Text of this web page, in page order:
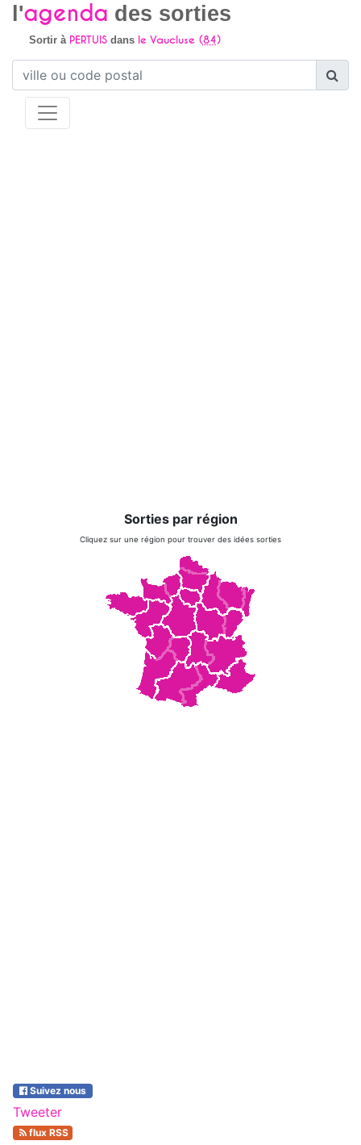
l'agenda des sorties
Sortir à PERTUISdans le Vaucluse (84)
Sorties par région
Cliquez sur une région pour trouver des idées sorties
Suivez nous
Tweeter
flux RSS